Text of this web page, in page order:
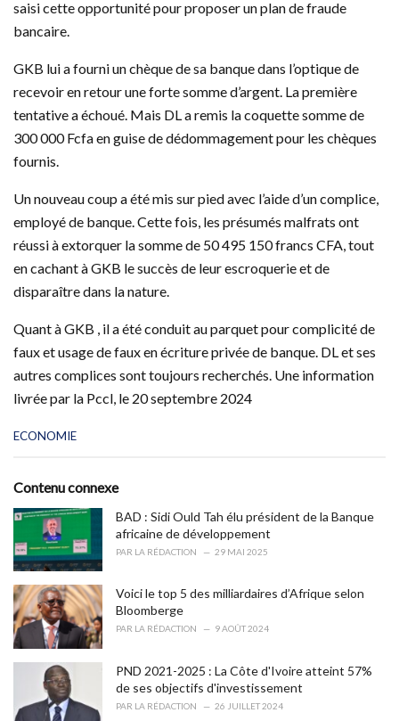
saisi cette opportunité pour proposer un plan de fraude
bancaire.
GKB lui a fourni un chèque de sa banque dans l’optique de
recevoir en retour une forte somme d’argent. La première
tentative a échoué. Mais DL a remis la coquette somme de
300 000 Fcfa en guise de dédommagement pour les chèques
fournis.
Un nouveau coup a été mis sur pied avec l’aide d’un complice,
employé de banque. Cette fois, les présumés malfrats ont
réussi à extorquer la somme de 50 495 150 francs CFA, tout
en cachant à GKB le succès de leur escroquerie et de
disparaître dans la nature.
Quant à GKB , il a été conduit au parquet pour complicité de
faux et usage de faux en écriture privée de banque. DL et ses
autres complices sont toujours recherchés. Une information
livrée par la Pccl, le 20 septembre 2024
C
e
o
i
e
:
ECONOMIE
Contenu connexe
BAD : Sidi Ould Tah élu président de la Banque
africaine de développement
PAR LA RÉDACTION 29 MAI 2025
Voici le top 5 des milliardaires d’Afrique selon
Bloomberge
PAR LA RÉDACTION 9 AOÛT 2024
PND 2021-2025 : La Côte d'Ivoire atteint 57%
de ses objectifs d'investissement
PAR LA RÉDACTION 26 JUILLET 2024